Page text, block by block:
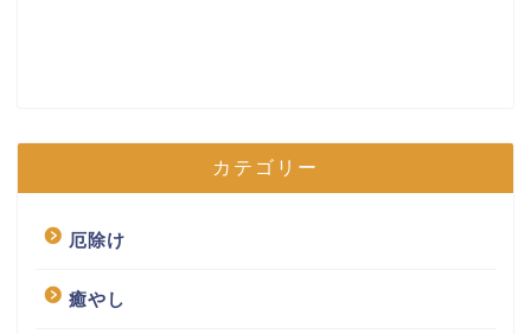
カテゴリー
厄除け
癒やし